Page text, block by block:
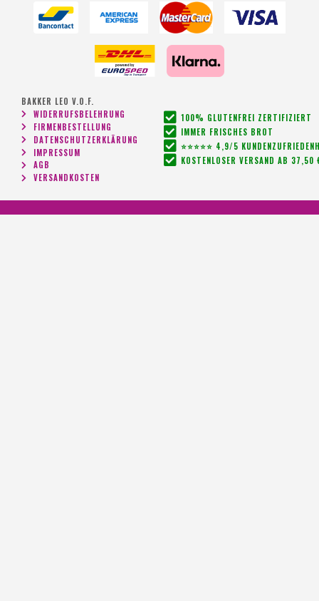
BAKKER LEO V.O.F.
WIDERRUFSBELEHRUNG
FIRMENBESTELLUNG
DATENSCHUTZERKLÄRUNG
IMPRESSUM
AGB
VERSANDKOSTEN
100% GLUTENFREI ZERTIFIZIERT
IMMER FRISCHES BROT
⭐⭐⭐⭐⭐ 4,9/5
KOSTENLOSER VERSAND AB 37,50